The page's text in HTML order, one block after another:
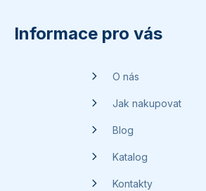
Informace pro vás
O nás
Jak nakupovat
Blog
Katalog
Kontakty